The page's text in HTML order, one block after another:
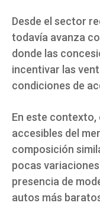
Desde el sector
todavía avanza
donde las
incentivar las
condiciones de
En este contexto,
accesibles del
composición
pocas
presencia de
autos más